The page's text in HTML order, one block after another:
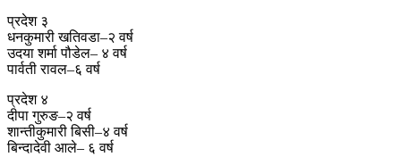
प्रदेश ३
धनकुमारी खतिवडा–२ वर्ष
उदया शर्मा पौडेल– ४ वर्ष
पार्वती रावल–६ वर्ष
प्रदेश ४
दीपा गुरुङ–२ वर्ष
शान्तीकुमारी बिसी–४ वर्ष
बिन्दादेवी आले– ६ वर्ष